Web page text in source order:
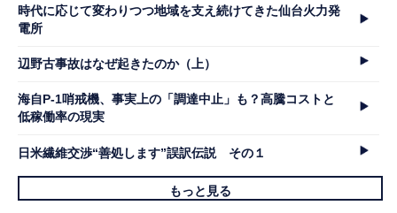
時代に応じて変わりつつ地域を支え続けてきた仙台火力発
電所
辺野古事故はなぜ起きたのか（上）
海自P-1哨戒機、事実上の「調達中止」も？高騰コストと
低稼働率の現実
日米繊維交渉“善処します”誤訳伝説 その１
もっと見る